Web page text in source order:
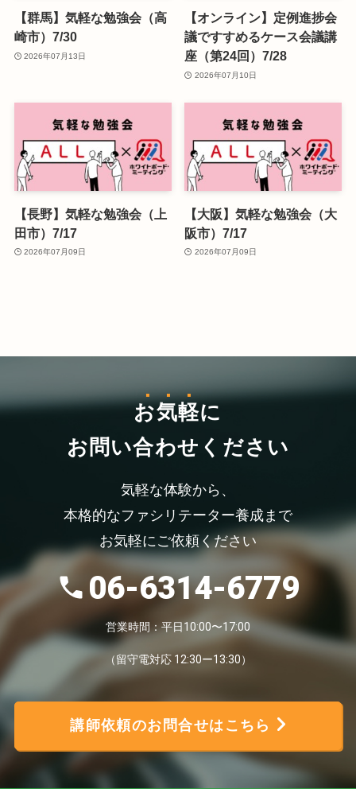
【群馬】気軽な勉強会（高
崎市）7/30
2026年07月13日
【オンライン】定例進捗会
議ですすめるケース会議講
座（第24回）7/28
2026年07月10日
【長野】気軽な勉強会（上
田市）7/17
2026年07月09日
【大阪】気軽な勉強会（大
阪市）7/17
2026年07月09日
お気軽に
お問い合わせください
気軽な体験から、
本格的なファシリテーター養成まで
お気軽にご依頼ください
06-6314-6779
営業時間：平日10:00〜17:00
（留守電対応 12:30ー13:30）
講師依頼のお問合せはこちら